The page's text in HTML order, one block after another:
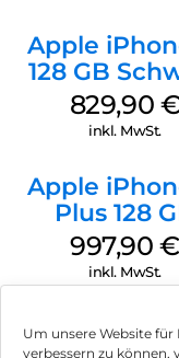
Um unsere Website
verbessern zu können,
Apple
128 GB
829,90
inkl. MwSt.
Apple
Plus 128
Schwarz
997,90€
inkl. MwSt.